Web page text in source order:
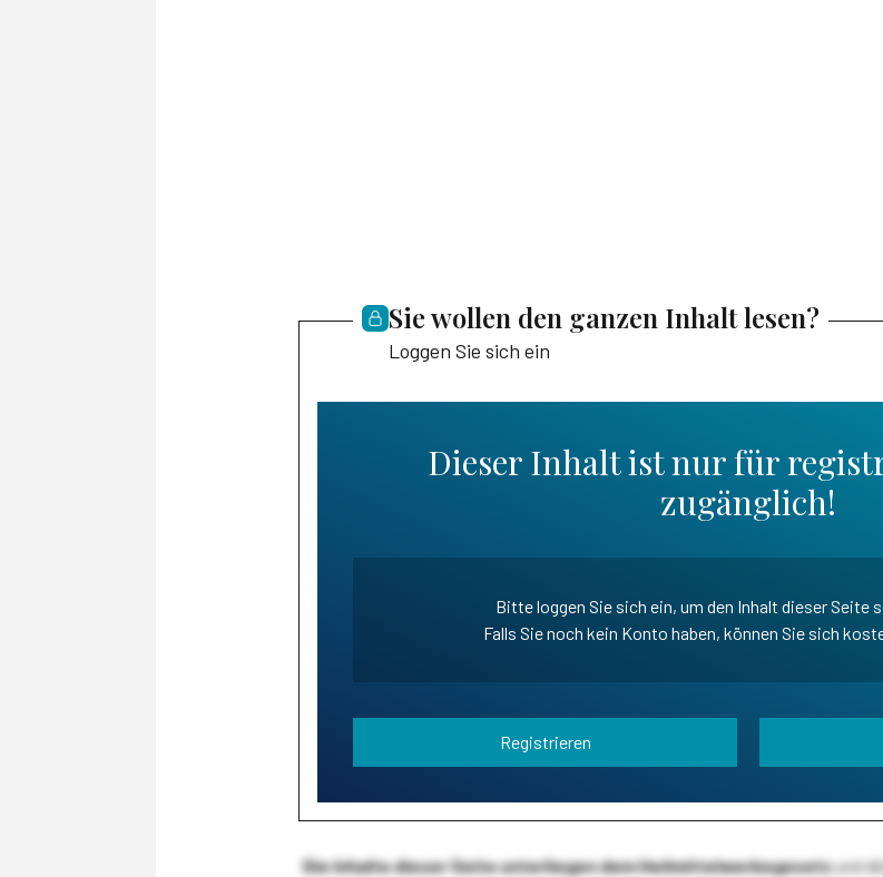
Sie wollen den ganzen Inhalt lesen?
Loggen Sie sich ein
Dieser Inhalt ist nur für
zugänglich!
Bitte loggen Sie sich ein, um den Inhalt dieser Seite
Falls Sie noch kein Konto haben, können Sie sich
Registrieren
Die Inhalte dieser Seite unterliegen dem Heilmittelwerbegesetzund